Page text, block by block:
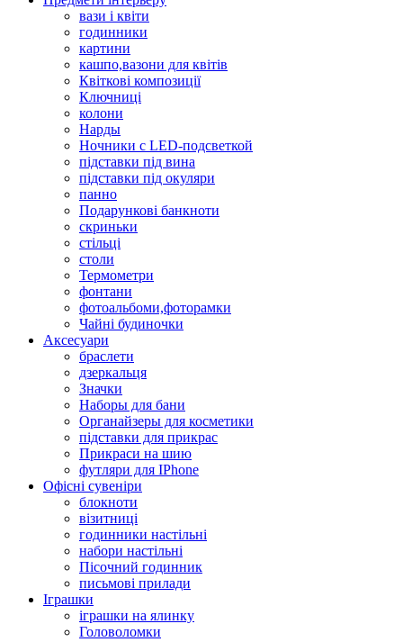
вази і квіти
годинники
картини
кашпо,вазони для квітів
Квіткові композиції
Ключниці
колони
Нарды
Ночники с LED-подсветкой
підставки під вина
підставки під окуляри
панно
Подарункові банкноти
скриньки
стільці
столи
Термометри
фонтани
фотоальбоми,фоторамки
Чайні будиночки
Аксесуари
браслети
дзеркальця
Значки
Наборы для бани
Органайзеры для косметики
підставки для прикрас
Прикраси на шию
футляри для IPhone
Офісні сувеніри
блокноти
візитниці
годинники настільні
набори настільні
Пісочний годинник
письмові прилади
Іграшки
іграшки на ялинку
Головоломки